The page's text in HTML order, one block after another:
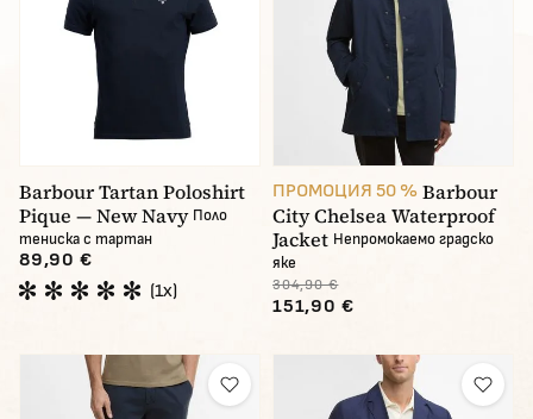
Barbour Tartan Poloshirt
Pique — New Navy Поло
тениска с тартан
89,90 €
(1x)
ПРОМОЦИЯ 50 % Barbour
City Chelsea Waterproof
Jacket Непромокаемо градско
яке
304,90 €
151,90 €